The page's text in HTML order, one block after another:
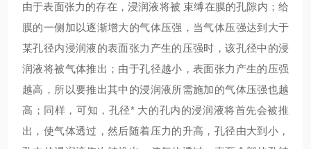
由于表面张力的存在，浸润液将被 束缚在膜的孔隙内；给
膜的一侧加以逐渐增大的气体压强，当气体压强达到大于
某孔径内浸润液的表面张力产生的压强时，该孔径中的浸
润液将被气体推出；由于孔径越小，表面张力产生的压强
越高，所以要推出其中的浸润液所需施加的气体压强也越
高；同样，可知，孔径* 大的孔内的浸润液将首先会被推
出，使气体透过，然后随着压力的升高，孔径由大到小，